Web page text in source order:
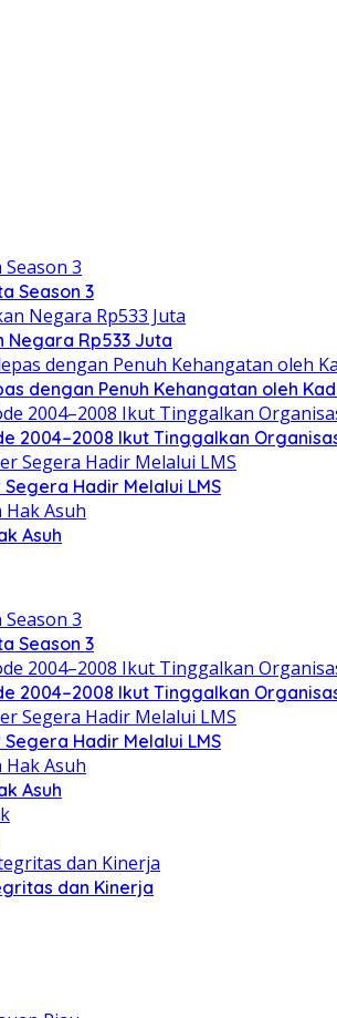
Season 3
Negara Rp533 Juta
dengan Penuh Kehangatan oleh
2004–2008 Ikut Tinggalkan
Hadir Melalui LMS
Asuh
Season 3
2004–2008 Ikut Tinggalkan
Hadir Melalui LMS
Asuh
dan Kinerja